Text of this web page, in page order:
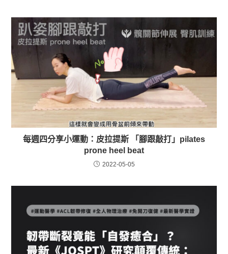
每週四分享小運動：皮拉提斯 「腳跟敲打」pilates
prone heel beat
2022-05-05